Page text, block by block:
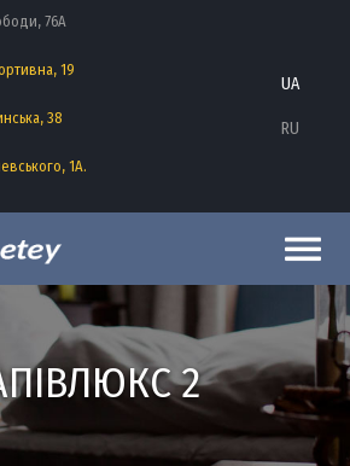
76А
19
38
1А.
UA
RU
2